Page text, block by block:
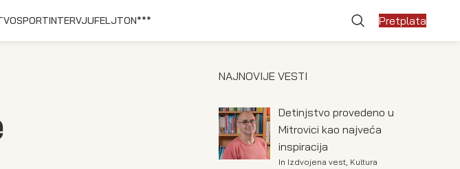
SPORTINTERVJUFELJTON*** Pretplata
NAJNOVIJE VESTI
Detinjstvo provedeno u
Mitrovici kao najveća
inspiracija
In Izdvojena vest, Kultura